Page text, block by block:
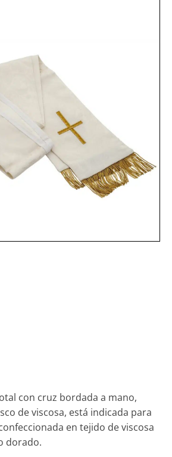
con cruz bordada a mano,
de viscosa, está indicada para
en tejido de viscosa
dorado.